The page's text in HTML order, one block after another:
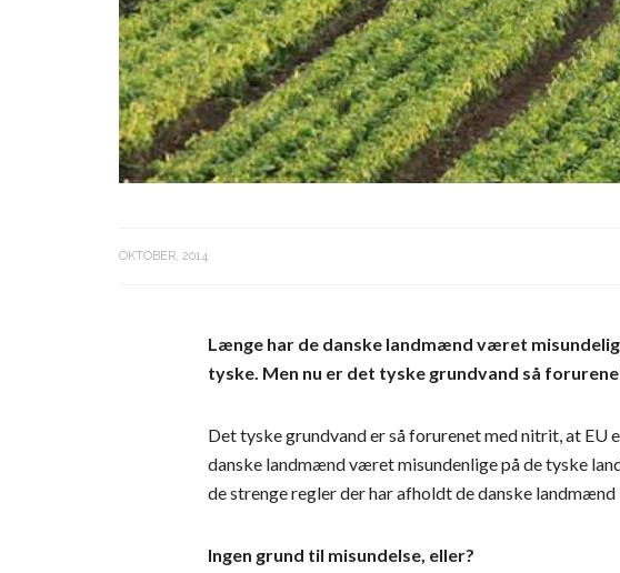
OKTOBER, 2014
Længe har de danske landmænd været
tyske. Men nu er det tyske grundvand så
Det tyske grundvand er så forurenet med nitrit, at
danske landmænd været misundenlige på de tyske
de strenge regler der har afholdt de danske
Ingen grund til misundelse, eller?